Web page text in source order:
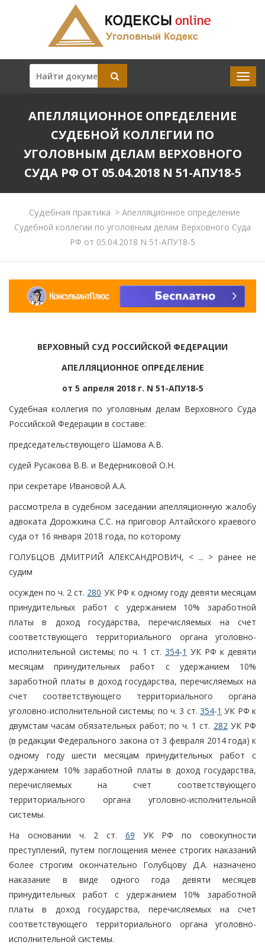
АПЕЛЛЯЦИОННОЕ ОПРЕДЕЛЕНИЕ
СУДЕБНОЙ КОЛЛЕГИИ ПО
УГОЛОВНЫМ ДЕЛАМ ВЕРХОВНОГО
СУДА РФ ОТ 05.04.2018 N 51-АПУ18-5
Судебная практика > Апелляционное определение
Судебной коллегии по уголовным делам Верховного Суда
РФ от 05.04.2018 N 51-АПУ18-5
ВЕРХОВНЫЙ СУД РОССИЙСКОЙ ФЕДЕРАЦИИ
АПЕЛЛЯЦИОННОЕ ОПРЕДЕЛЕНИЕ
от 5 апреля 2018 г. N 51-АПУ18-5
Судебная коллегия по уголовным делам Верховного Суда
Российской Федерации в составе:
председательствующего Шамова А.В.
судей Русакова В.В. и Ведерниковой О.Н.
при секретаре Ивановой А.А.
рассмотрела в судебном заседании апелляционную жалобу
адвоката Дорожкина С.С. на приговор Алтайского краевого
суда от 16 января 2018 года, по которому
ГОЛУБЦОВ ДМИТРИЙ АЛЕКСАНДРОВИЧ, < ... > ранее не
судим
осужден по ч. 2 ст. 280 УК РФ к одному году девяти месяцам
принудительных работ с удержанием 10% заработной
платы в доход государства, перечисляемых на счет
соответствующего территориального органа уголовно-
исполнительной системы; по ч. 1 ст. 354-1 УК РФ к девяти
месяцам принудительных работ с удержанием 10%
заработной платы в доход государства, перечисляемых на
счет соответствующего территориального органа
уголовно-исполнительной системы; по ч. 3 ст. 354-1 УК РФ к
двумстам часам обязательных работ; по ч. 1 ст. 282 УК РФ
(в редакции Федерального закона от 3 февраля 2014 года) к
одному году шести месяцам принудительных работ с
удержанием 10% заработной платы в доход государства,
перечисляемых на счет соответствующего
территориального органа уголовно-исполнительной
системы.
На основании ч. 2 ст. 69 УК РФ по совокупности
преступлений, путем поглощения менее строгих наказаний
более строгим окончательно Голубцову Д.А. назначено
наказание в виде одного года девяти месяцев
принудительных работ с удержанием 10% заработной
платы в доход государства, перечисляемых на счет
соответствующего территориального органа уголовно-
исполнительной системы.